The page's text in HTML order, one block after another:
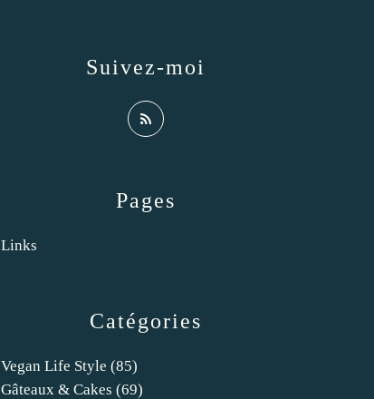
Catégories
Vegan Life Style (85)
Gâteaux & Cakes (69)
Pages
Links
Suivez-moi